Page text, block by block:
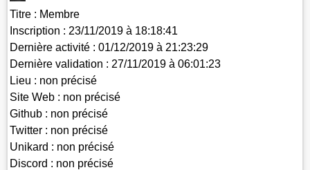
Titre : Membre
Inscription : 23/11/2019 à 18:18:41
Dernière activité : 01/12/2019 à 21:23:29
Dernière validation : 27/11/2019 à 06:01:23
Lieu : non précisé
Site Web : non précisé
Github : non précisé
Twitter : non précisé
Unikard : non précisé
Discord : non précisé